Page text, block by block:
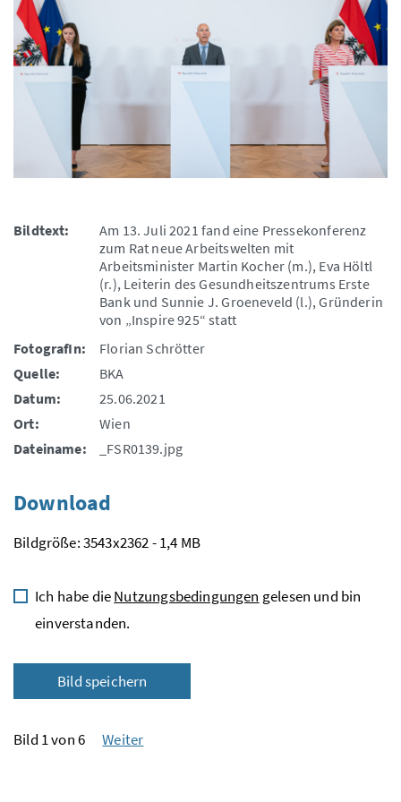
Bildtext:
Am 13. Juli 2021 fand eine Pressekonferenz
zum Rat neue Arbeitswelten mit
Arbeitsminister Martin Kocher (m.), Eva Höltl
(r.), Leiterin des Gesundheitszentrums Erste
Bank und Sunnie J. Groeneveld (l.), Gründerin
von „Inspire 925“ statt
FotografIn:
Florian Schrötter
Quelle:
BKA
Datum:
25.06.2021
Ort:
Wien
Dateiname:
_FSR0139.jpg
Download
Bildgröße: 3543x2362 - 1,4 MB
Ich habe dieNutzungsbedingungen gelesen und bin
einverstanden.
Bild speichern
Bild 1 von 6 Weiter